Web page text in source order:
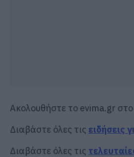
Ακολουθήστε το evima.gr στο
Διαβάστε όλες τις ειδήσεις
Διαβάστε όλες τις